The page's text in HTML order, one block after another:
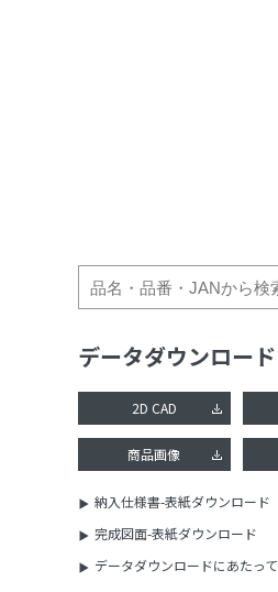
データダウンロード
2D CAD
商品画像
納入仕様書-表紙ダウンロード
完成図面-表紙ダウンロード
データダウンロードにあたって